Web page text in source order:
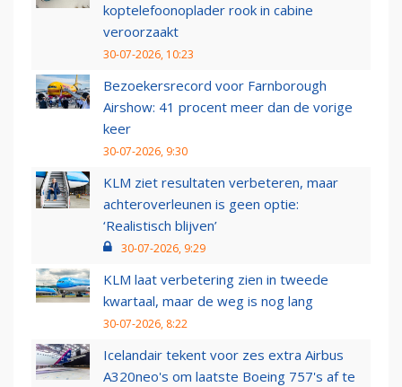
koptelefoonoplader rook in cabine
veroorzaakt
30-07-2026, 10:23
Bezoekersrecord voor Farnborough
Airshow: 41 procent meer dan de vorige
keer
30-07-2026, 9:30
KLM ziet resultaten verbeteren, maar
achteroverleunen is geen optie:
‘Realistisch blijven’
30-07-2026, 9:29
KLM laat verbetering zien in tweede
kwartaal, maar de weg is nog lang
30-07-2026, 8:22
Icelandair tekent voor zes extra Airbus
A320neo's om laatste Boeing 757's af te